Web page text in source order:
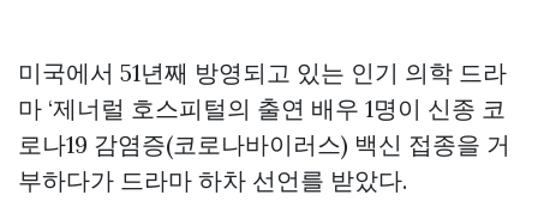
미국에서 51년째 방영되고 있는 인기 의학 드라
마 ‘제너럴 호스피털의 출연 배우 1명이 신종 코
로나19 감염증(코로나바이러스) 백신 접종을 거
부하다가 드라마 하차 선언를 받았다.